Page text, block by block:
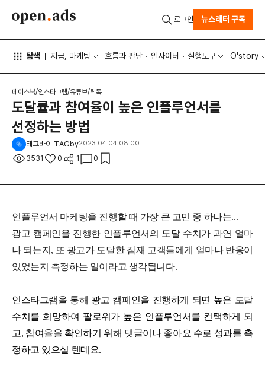
탐색 지금, 마케팅 흐름과 판단 인사이터 실행도구 O'story
로그인 뉴스레터 구독
페이스북/인스타그램/유튜브/틱톡
도달률과 참여율이 높은 인플루언서를
선정하는 방법
태그바이 TAGby2023.04.04 08:00
3531 0 1 0
인플루언서 마케팅을 진행할 때 가장 큰 고민 중 하나는...
광고 캠페인을 진행한 인플루언서의 도달 수치가 과연 얼마
나 되는지, 또 광고가 도달한 잠재 고객들에게 얼마나 반응이
있었는지 측정하는 일이라고 생각됩니다.
인스타그램을 통해 광고 캠페인을 진행하게 되면 높은 도달
수치를 희망하여 팔로워가 높은 인플루언서를 컨택하게 되
고, 참여율을 확인하기 위해 댓글이나 좋아요 수로 성과를 측
정하고 있으실 텐데요.